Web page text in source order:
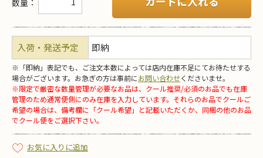
入荷・発送予定 即納
※「即納」表記でも、ご注文本数によっては店内在庫不足にてお待たせする
場合がございます。お急ぎの方は事前にお問い合わせくださいませ。
※限定で厳密な数量管理が必要なお品は、クール推奨/必須のお品でも在庫
管理のため通常便側にのみ在庫を入力しています。それらのお品でクールご
希望の場合は、備考欄に「クール希望」と記載いただくか、同梱の他のお品
でクール便をご選択下さい。
お気に入りに追加